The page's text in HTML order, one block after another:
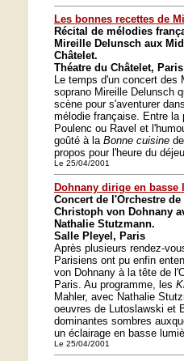
Les bonnes recettes de
Récital de mélodies
Mireille Delunsch aux
Châtelet.
Théatre du Châtelet, Paris
Le temps d'un concert des
soprano Mireille Delunsch
scène pour s'aventurer
mélodie française. Entre
Poulenc ou Ravel et
goûté à la Bonne cuisine
propos pour l'heure du
Le 25/04/2001
Dohnany dirige en basse
Concert de l'Orchestre
Christoph von Dohnany
Nathalie Stutzmann.
Salle Pleyel, Paris
Après plusieurs rendez-
Parisiens ont pu enfin
von Dohnany à la tête de
Paris. Au programme, les
Mahler, avec Nathalie
oeuvres de Lutoslawski et
dominantes sombres
un éclairage en basse
Le 25/04/2001